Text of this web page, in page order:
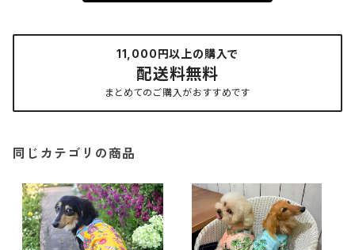
11,000円以上の購入で
配送料無料
まとめてのご購入がおすすめです
同じカテゴリの商品